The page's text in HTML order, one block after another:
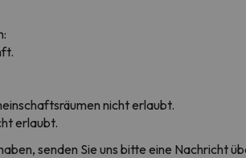
nicht erlaubt.
erlaubt.
senden Sie uns bitte eine Nachricht